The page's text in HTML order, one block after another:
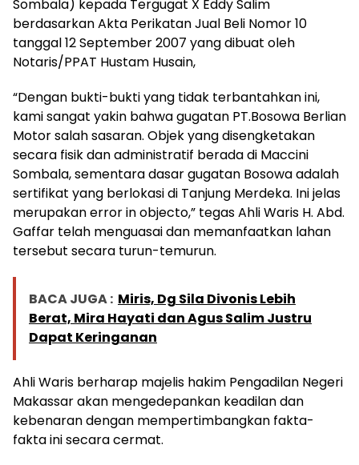
Sombala) kepada Tergugat X Eddy Salim
berdasarkan Akta Perikatan Jual Beli Nomor 10
tanggal 12 September 2007 yang dibuat oleh
Notaris/PPAT Hustam Husain,
“Dengan bukti-bukti yang tidak terbantahkan ini,
kami sangat yakin bahwa gugatan PT.Bosowa Berlian
Motor salah sasaran. Objek yang disengketakan
secara fisik dan administratif berada di Maccini
Sombala, sementara dasar gugatan Bosowa adalah
sertifikat yang berlokasi di Tanjung Merdeka. Ini jelas
merupakan error in objecto,” tegas Ahli Waris H. Abd.
Gaffar telah menguasai dan memanfaatkan lahan
tersebut secara turun-temurun.
BACA JUGA : Miris, Dg Sila Divonis Lebih
Berat, Mira Hayati dan Agus Salim Justru
Dapat Keringanan
Ahli Waris berharap majelis hakim Pengadilan Negeri
Makassar akan mengedepankan keadilan dan
kebenaran dengan mempertimbangkan fakta-
fakta ini secara cermat.